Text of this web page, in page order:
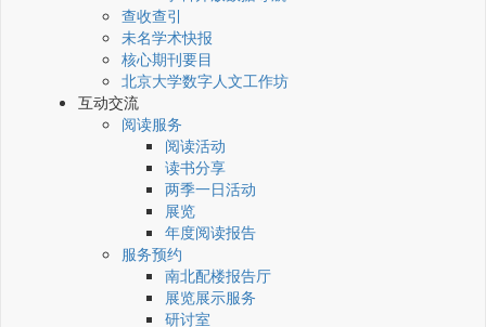
查收查引
未名学术快报
核心期刊要目
北京大学数字人文工作坊
互动交流
阅读服务
阅读活动
读书分享
两季一日活动
展览
年度阅读报告
服务预约
南北配楼报告厅
展览展示服务
研讨室